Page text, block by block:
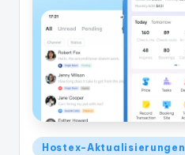
Veröffentlicht
Hostex-Aktualisierungen